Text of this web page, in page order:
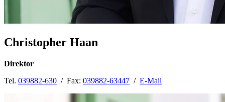
Christopher Haan
Direktor
Tel. 039882-630 / Fax: 039882-63447 / E-Mail